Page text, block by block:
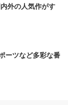
外の人気作がす
ーツなど多彩な番